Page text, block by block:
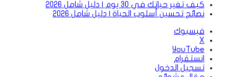
كيف تغير حياتك في 30 يوم | دليل شامل 2026
نصائح تحسين أسلوب الحياة | دليل شامل 2026
فيسبوك
‫X
‫YouTube
انستقرام
تسجيل الدخول